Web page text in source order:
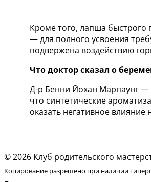
Кроме того, лапша быстрого
— для полного усвоения
подвержена воздействию
Что доктор сказал о
Д-р Бенни Йохан Марпаунг —
что синтетические
оказать негативное
© 2026 Клуб родительского
Копирование разрешено при наличии